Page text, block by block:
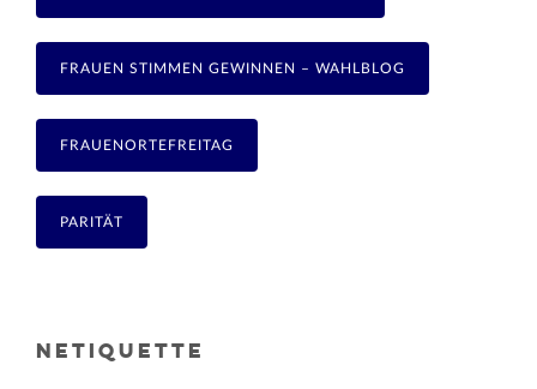
FRAUEN STIMMEN GEWINNEN – WAHLBLOG
FRAUENORTEFREITAG
PARITÄT
NETIQUETTE